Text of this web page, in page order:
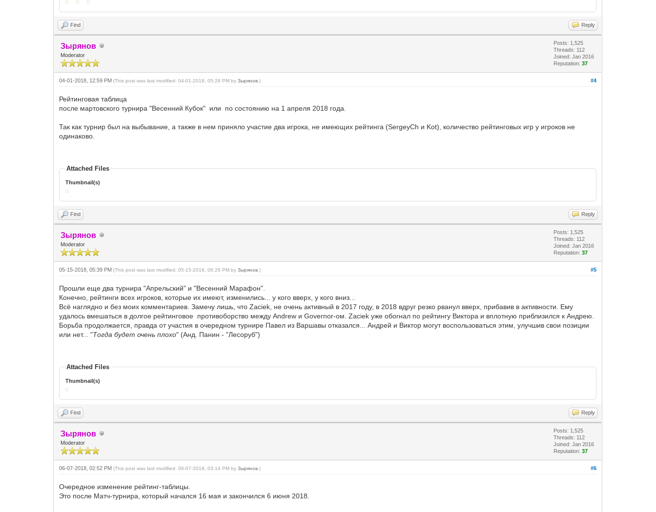
Find Reply
Зырянов
Moderator
Posts: 1,525
Threads: 112
Joined: Jan 2016
Reputation:37
#4
04-01-2018, 12:59 PM(This post was last modified: 04-01-2018, 05:28 PM byЗырянов .)
Рейтинговая таблица
после мартовского турнира "Весенний Кубок" или по состоянию на 1 апреля 2018 года.
Так как турнир был на выбывание, а также в нем приняло участие два игрока, не имеющих рейтинга (SergeyCh и Kot), количество рейтинговых игр у игроков не
одинаково.
Attached Files
Thumbnail(s)
Find Reply
Зырянов
Moderator
Posts: 1,525
Threads: 112
Joined: Jan 2016
Reputation:37
#5
05-15-2018, 05:39 PM(This post was last modified: 05-15-2018, 06:26 PM byЗырянов .)
Прошли еще два турнира "Апрельский" и "Весенний Марафон".
Конечно, рейтинги всех игроков, которые их имеют, изменились... у кого вверх, у кого вниз...
Всё наглядно и без моих комментариев. Замечу лишь, что Zaciek, не очень активный в 2017 году, в 2018 вдруг резко рванул вверх, прибавив в активности. Ему
удалось вмешаться в долгое рейтинговое противоборство между Andrew и Governor-ом. Zaciek уже обогнал по рейтингу Виктора и вплотную приблизился к Андрею.
Борьба продолжается, правда от участия в очередном турнире Павел из Варшавы отказался... Андрей и Виктор могут воспользоваться этим, улучшив свои позиции
или нет... "Тогда будет очень плохо" (Анд. Панин - "Лесоруб")
Attached Files
Thumbnail(s)
Find Reply
Зырянов
Moderator
Posts: 1,525
Threads: 112
Joined: Jan 2016
Reputation:37
#6
06-07-2018, 02:52 PM(This post was last modified: 06-07-2018, 03:14 PM byЗырянов .)
Очередное изменение рейтинг-таблицы.
Это после Матч-турнира, который начался 16 мая и закончился 6 июня 2018.